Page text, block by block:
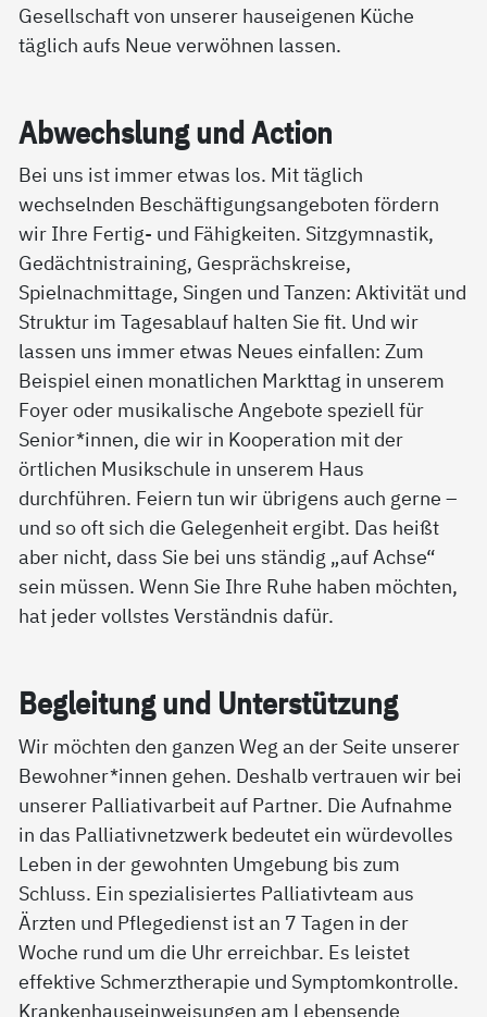
Gesellschaft von unserer hauseigenen Küche
täglich aufs Neue verwöhnen lassen.
Ab­wechs­lung und Ac­ti­on
Bei uns ist immer etwas los. Mit täglich
wechselnden Beschäftigungsangeboten fördern
wir Ihre Fertig- und Fähigkeiten. Sitzgymnastik,
Gedächtnistraining, Gesprächskreise,
Spielnachmittage, Singen und Tanzen: Aktivität und
Struktur im Tagesablauf halten Sie fit. Und wir
lassen uns immer etwas Neues einfallen: Zum
Beispiel einen monatlichen Markttag in unserem
Foyer oder musikalische Angebote speziell für
Senior*innen, die wir in Kooperation mit der
örtlichen Musikschule in unserem Haus
durchführen. Feiern tun wir übrigens auch gerne –
und so oft sich die Gelegenheit ergibt. Das heißt
aber nicht, dass Sie bei uns ständig „auf Achse“
sein müssen. Wenn Sie Ihre Ruhe haben möchten,
hat jeder vollstes Verständnis dafür.
Be­g­lei­tung und Un­ter­stüt­zung
Wir möchten den ganzen Weg an der Seite unserer
Bewohner*innen gehen. Deshalb vertrauen wir bei
unserer Palliativarbeit auf Partner. Die Aufnahme
in das Palliativnetzwerk bedeutet ein würdevolles
Leben in der gewohnten Umgebung bis zum
Schluss. Ein spezialisiertes Palliativteam aus
Ärzten und Pflegedienst ist an 7 Tagen in der
Woche rund um die Uhr erreichbar. Es leistet
effektive Schmerztherapie und Symptomkontrolle.
Krankenhauseinweisungen am Lebensende